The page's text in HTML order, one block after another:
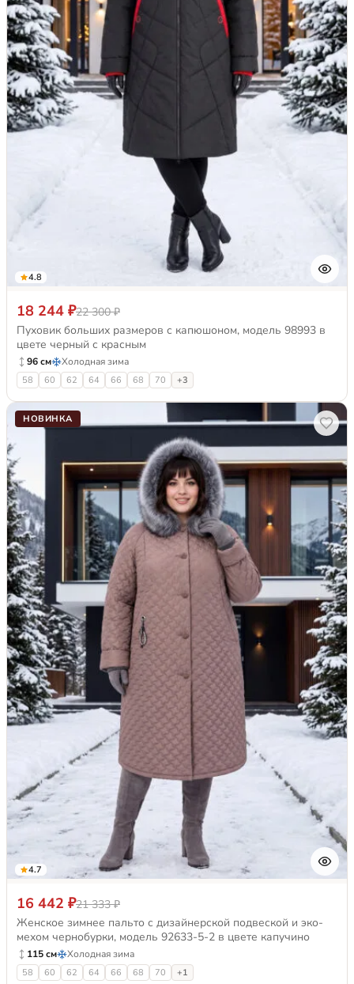
4.8
18 244 ₽22 300 ₽
Пуховик больших размеров с капюшоном, модель 98993 в
цвете черный с красным
96 см Холодная зима
58 60 62 64 66 68 70 +3
НОВИНКА
4.7
16 442 ₽21 333 ₽
Женское зимнее пальто с дизайнерской подвеской и эко-
мехом чернобурки, модель 92633-5-2 в цвете капучино
115 см Холодная зима
58 60 62 64 66 68 70 +1